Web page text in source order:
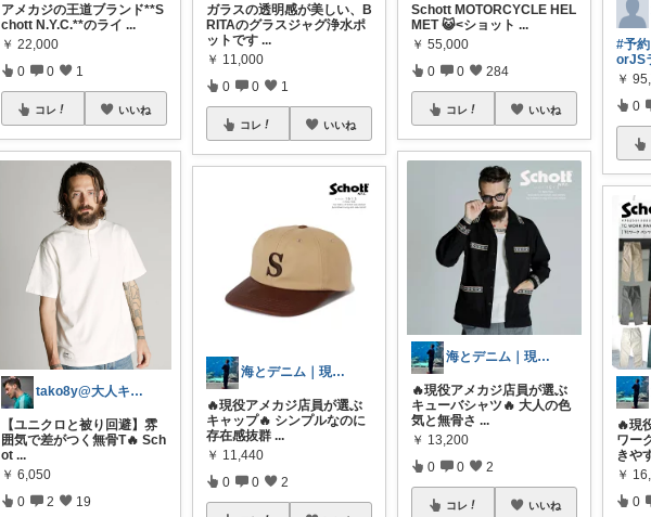
アメカジの王道ブランド**S
chott N.Y.C.**のライ ...
￥ 22,000
0 0 1
コレ いいね
tako8y@大人キレカジ×清潔感
【ユニクロと被り回避】雰
囲気で差がつく無骨T🔥 Sch
ot ...
￥ 6,050
0 2 19
ガラスの透明感が美しい、B
RITAのグラスジャグ浄水ポ
ットです ...
￥ 11,000
0 0 1
コレ いいね
海とデニム｜現役アメカジ店員
🔥現役アメカジ店員が選ぶ
キャップ🔥 シンプルなのに
存在感抜群 ...
￥ 11,440
0 0 2
Schott MOTORCYCLE HEL
MET 😺<ショット ...
￥ 55,000
0 0 284
コレ いいね
海とデニム｜現役アメカジ店員
🔥現役アメカジ店員が選ぶ
キューバシャツ🔥 大人の色
気と無骨さ ...
￥ 13,200
0 0 2
コレ いいね
#予約
orJS
￥
0
🔥現
ワー
きや
￥
0